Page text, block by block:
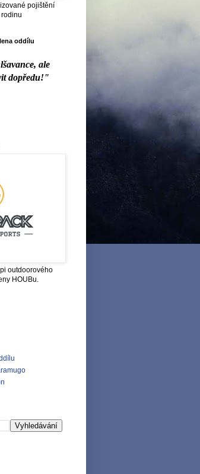
pojištění
oddílu
ale
dopředu!"
outdoorového
HOUBu.